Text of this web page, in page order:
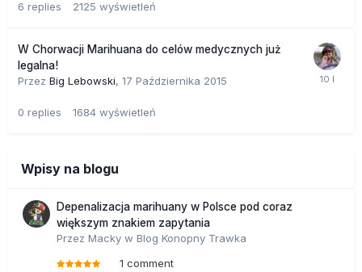
6 replies 2125 wyświetleń
W Chorwacji Marihuana do celów medycznych już
legalna!
Przez Big Lebowski, 17 Października 2015
0 replies 1684 wyświetleń
Wpisy na blogu
Depenalizacja marihuany w Polsce pod coraz
większym znakiem zapytania
Przez Macky w Blog Konopny Trawka
1 comment